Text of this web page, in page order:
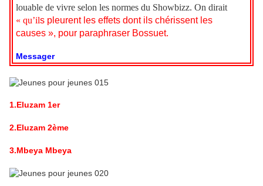
louable de vivre selon les normes du Showbizz. On dirait
« qu’ils pleurent les effets dont ils chérissent les
causes », pour paraphraser Bossuet.
Messager
1.Eluzam 1er
2.Eluzam 2ème
3.Mbeya Mbeya